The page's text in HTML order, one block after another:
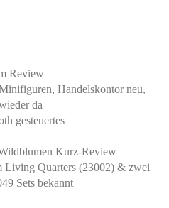
Review
Handelskontor neu,
da
gesteuertes
Kurz-Review
Living Quarters (23002) & zwei
Sets bekannt